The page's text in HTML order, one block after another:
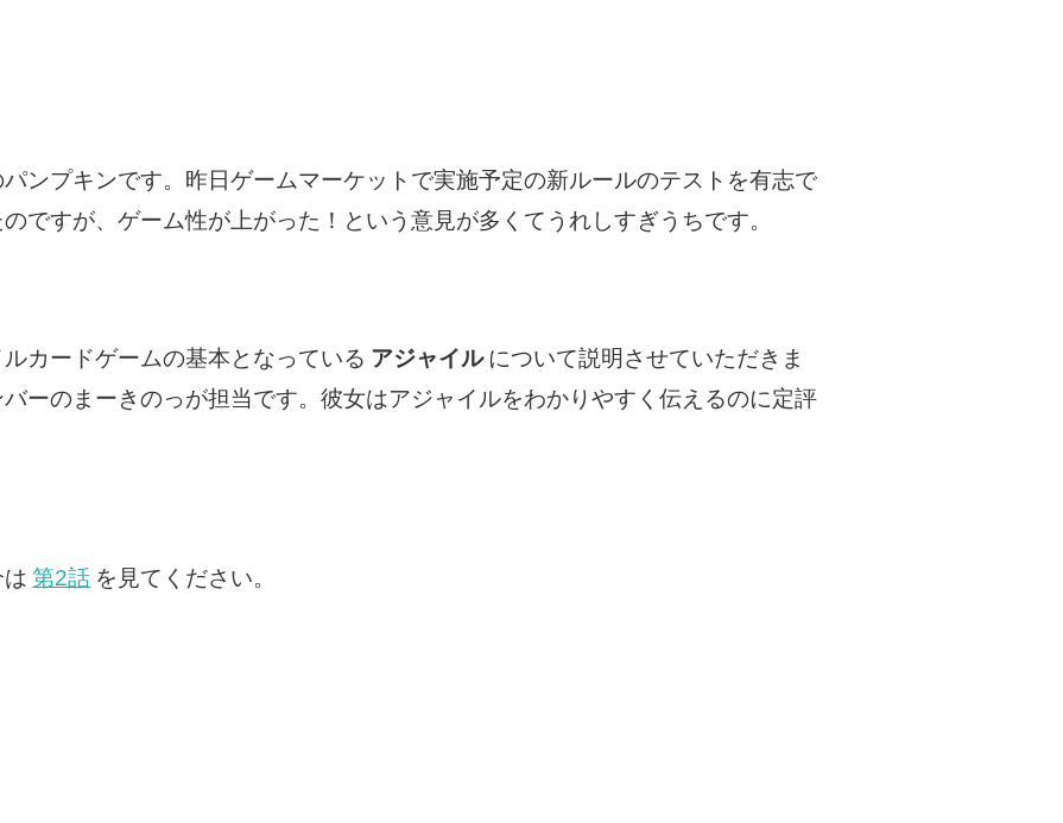
ンプキンです。昨日ゲームマーケットで実施予定の新ルールのテストを有志で
ですが、ゲーム性が上がった！という意見が多くてうれしすぎうちです。
カードゲームの基本となっている アジャイル について説明させていただきま
ーのまーきのっが担当です。彼女はアジャイルをわかりやすく伝えるのに定評
第2話 を見てください。